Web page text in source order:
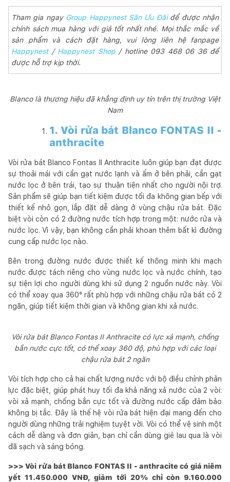
Tham gia ngay Group Happynest Săn Ưu Đãi để được nhận
chính sách mua hàng với giá tốt nhất nhé. Mọi thắc mắc về
sản phẩm và cách đặt hàng, vui lòng liên hệ fanpage
Happynest/ Happynest Shop/ hotline 093 468 06 36 để
được hỗ trợ kịp thời.
Blanco là thương hiệu đã khẳng định uy tín trên thị trường Việt
Nam
1. Vòi rửa bát Blanco FONTAS II -
anthracite
Vòi rửa bát Blanco Fontas II Anthracite luôn giúp bạn đạt được
sự thoải mái với cần gạt nước lạnh và ấm ở bên phải, cần gạt
nước lọc ở bên trái, tạo sự thuận tiện nhất cho người nội trợ.
Sản phẩm sẽ giúp bạn tiết kiệm được tối đa không gian bếp với
thiết kế nhỏ gọn, lắp đặt dễ dàng ở vùng chậu rửa bát. Đặc
biệt vòi còn có 2 đường nước tích hợp trong một: nước rửa và
nước lọc. Vì vậy, bạn không cần phải khoan thêm bất kì đường
cung cấp nước lọc nào.
Bên trong đường nước được thiết kế thông minh khi mạch
nước được tách riêng cho vùng nước lọc và nước chính, tạo
sự tiện lợi cho người dùng khi sử dụng 2 nguồn nước này. Vòi
có thể xoay qua 360° rất phù hợp với những chậu rửa bát có 2
ngăn, giúp tiết kiệm thời gian và không gian khi xả nước.
Vòi rửa bát Blanco Fontas II Anthracite có lực xả mạnh, chống
bắn nước cực tốt, có thể xoay 360 độ, phù hợp với các loại
chậu rửa bát 2 ngăn
Vòi tích hợp cho cả hai chất lượng nước với bộ điều chỉnh phản
lực đặc biệt, giúp phát huy tối đa khả năng xả nước của 2 vòi:
vòi xả mạnh, chống bắn cực tốt và đường nước cấp đảm bảo
không bị tắc. Đây là thế hệ vòi rửa bát hiện đại mang đến cho
người dùng những trải nghiệm tuyệt vời. Vòi có thể vệ sinh một
cách dễ dàng và đơn giản, bạn chỉ cần dùng giẻ lau qua là vòi
đã sạch và sáng bóng.
>>> Vòi rửa bát Blanco FONTAS II - anthracite có giá niêm
yết 11.450.000 VNĐ, giảm tới 20% chỉ còn 9.160.000